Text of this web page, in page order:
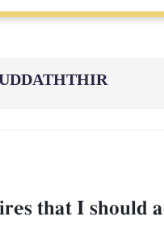
that I should